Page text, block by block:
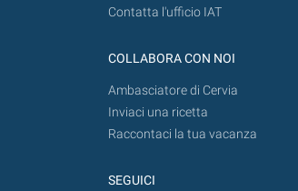
Contatta l'ufficio IAT
COLLABORA CON NOI
Ambasciatore di Cervia
Inviaci una ricetta
Raccontaci la tua vacanza
SEGUICI